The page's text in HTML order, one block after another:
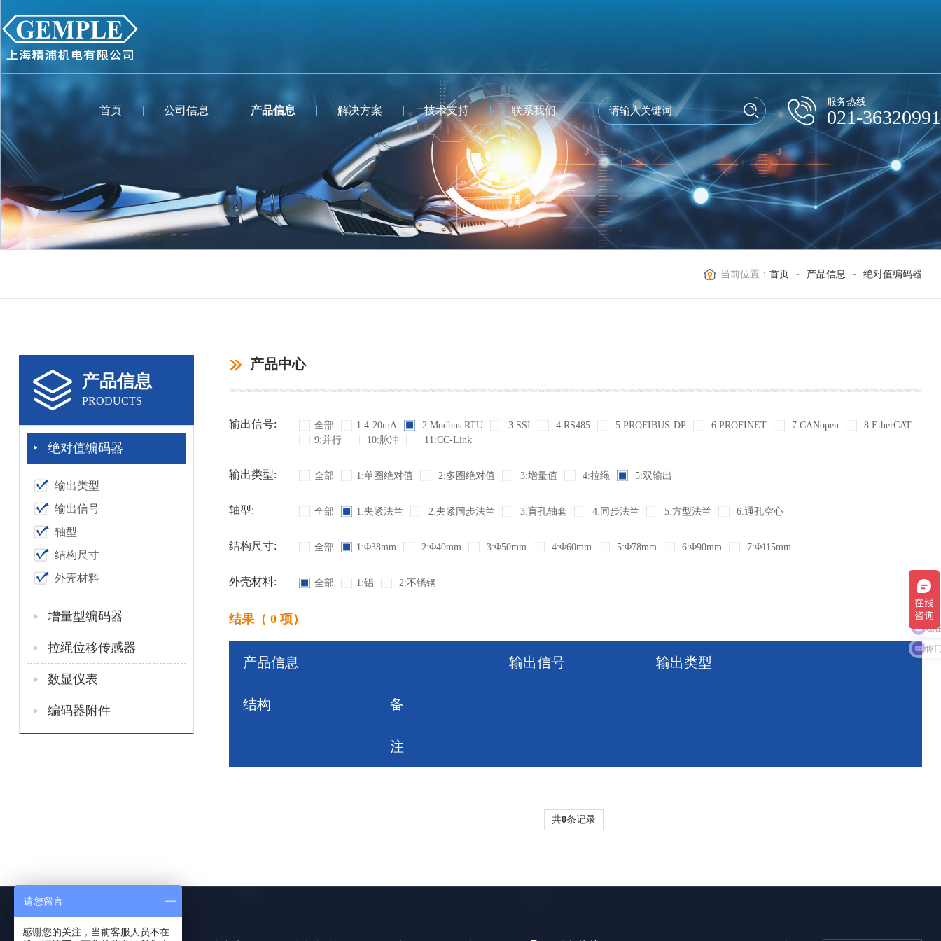
首页 公司信息 产品信息 解决方案 技术支持 联系我们
服务热线
021-36320991
当前位置：首页 - 产品信息 - 绝对值编码器
产品信息
PRODUCTS
绝对值编码器
输出类型
输出信号
轴型
结构尺寸
外壳材料
增量型编码器
拉绳位移传感器
数显仪表
编码器附件
产品中心
输出信号: 全部 1:4-20mA 2:Modbus RTU 3:SSI 4:RS485 5:PROFIBUS-DP 6:PROFINET 7:CANopen
8:EtherCAT
9:并行
10:脉冲 11:CC-Link
输出类型: 全部 1:单圈绝对值 2:多圈绝对值 3:增量值 4:拉绳 5:双输出
轴型: 全部 1:夹紧法兰 2:夹紧同步法兰 3:盲孔轴套 4:同步法兰 5:方型法兰 6:通孔空心
结构尺寸: 全部 1:Φ38mm 2:Φ40mm 3:Φ50mm 4:Φ60mm 5:Φ78mm 6:Φ90mm 7:Φ115mm
外壳材料: 全部 1:铝 2:不锈钢
结果（ 0 项）
产品信息 输出信号 输出类型
结构 备
注
共0条记录
你
请您留言
感谢您的关注，当前客服人员不在